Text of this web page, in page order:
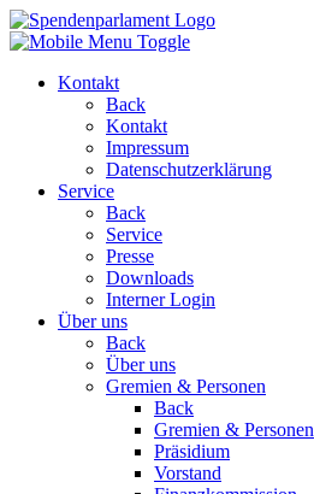
Kontakt
Back
Kontakt
Impressum
Datenschutzerklärung
Service
Back
Service
Presse
Downloads
Interner Login
Über uns
Back
Über uns
Gremien & Personen
Back
Gremien & Personen
Präsidium
Vorstand